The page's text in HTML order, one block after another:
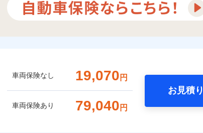
車両保険なし 19,070 円
車両保険あり 79,040 円
お見積り